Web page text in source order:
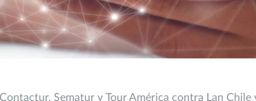
Sematur y Tour América contra Lan Chile